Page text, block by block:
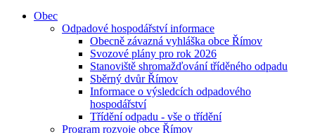
Obec
Odpadové hospodářství informace
Obecně závazná vyhláška obce Římov
Svozové plány pro rok 2026
Stanoviště shromažďování tříděného odpadu
Sběrný dvůr Římov
Informace o výsledcích odpadového
hospodářství
Třídění odpadu - vše o třídění
Program rozvoje obce Římov